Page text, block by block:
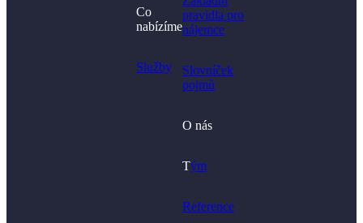
Co
nabízíme
Služby
pravidla pro
nájemce
Slovníček
pojmů
O nás
Tým
Reference